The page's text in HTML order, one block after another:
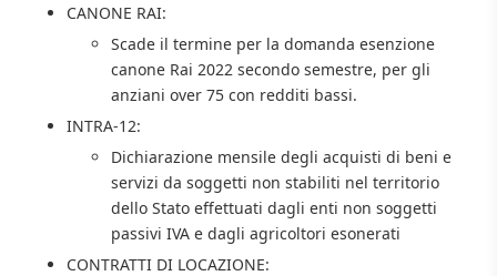
CANONE RAI:
Scade il termine per la domanda esenzione
canone Rai 2022 secondo semestre, per gli
anziani over 75 con redditi bassi.
INTRA-12:
Dichiarazione mensile degli acquisti di beni e
servizi da soggetti non stabiliti nel territorio
dello Stato effettuati dagli enti non soggetti
passivi IVA e dagli agricoltori esonerati
CONTRATTI DI LOCAZIONE: